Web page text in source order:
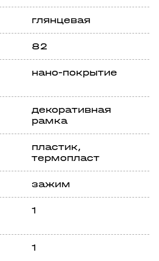
глянцевая
82
нано-покрытие
декоративная
рамка
пластик,
термопласт
зажим
1
1